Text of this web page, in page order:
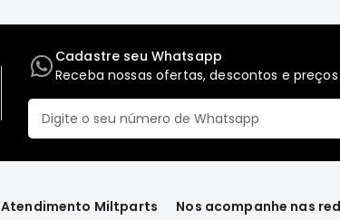
Cadastre seu Whatsapp
Receba nossas ofertas, descontos e preços
Atendimento Miltparts
Nos acompanhe nas